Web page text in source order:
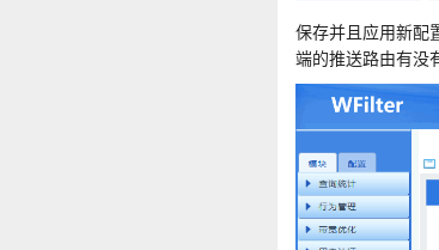
保存并且应用新配
端的推送路由有没